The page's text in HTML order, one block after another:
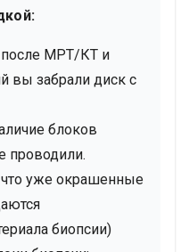
после МРТ/КТ и
вы забрали диск с
блоков
проводили.
уже окрашенные
биопсии)